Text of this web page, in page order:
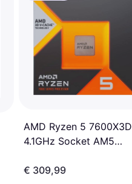
AMD Ryzen 5 7600X3D
4.1GHz Socket AM5
€ 309,99